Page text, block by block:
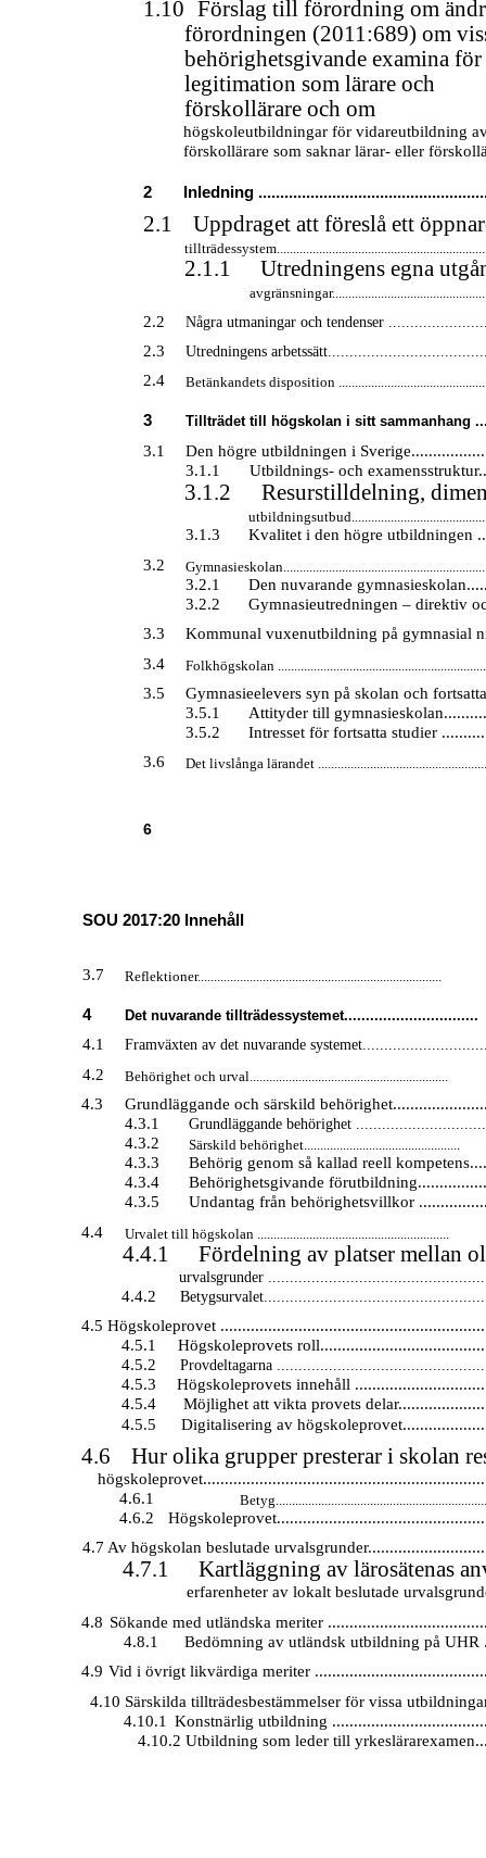
1.10 Förslag till förordning om
förordningen (2011:689) om
behörighetsgivande examina för
legitimation som lärare och
förskollärare och om
högskoleutbildningar för vidareutbildning
förskollärare som saknar lärar- eller
2 Inledning
2.1 Uppdraget att föreslå ett
2.1.1 Utredningens egna
2.2 Några utmaningar och tendenser
2.3 Utredningens
2.4 Betänkandets disposition
3 Tillträdet till högskolan i sitt sammanhang
3.1
Den högre utbildningen i
3.1.1
Utbildnings- och
3.1.2 Resurstilldelning,
3.1.3
Kvalitet i den högre utbildningen
3.2
3.2.1
Den nuvarande
3.2.2
Gymnasieutredningen – direktiv
3.3
Kommunal vuxenutbildning på gymnasial
3.4
Folkhögskolan
3.5
Gymnasieelevers syn på skolan och
3.5.1
Attityder till
3.5.2
Intresset för fortsatta studier
3.6
Det livslånga lärandet
6
SOU 2017:20 Innehåll
3.7 Reflektioner...........................................................................
4 Det nuvarande tillträdessystemet...............................
4.1 Framväxten av det nuvarande
4.2 Behörighet och urval.............................................................
4.3
Grundläggande och särskild
4.3.1
Grundläggande behörighet
4.3.2 Särskild behörighet................................................
4.3.3
Behörig genom så kallad reell
4.3.4
Behörighetsgivande
4.3.5
Undantag från behörighetsvillkor
4.4
Urvalet till högskolan ...........................................................
4.4.1 Fördelning av platser mellan
urvalsgrunder
4.4.2
4.5 Högskoleprovet
4.5.1
Högskoleprovets
4.5.2
Provdeltagarna
4.5.3
Högskoleprovets innehåll
4.5.4
Möjlighet att vikta provets
4.5.5
Digitalisering av
4.6 Hur olika grupper presterar i skolan
4.6.1
4.6.2
4.7 Av högskolan beslutade
4.7.1 Kartläggning av lärosätenas
erfarenheter av lokalt beslutade
4.8 Sökande med utländska meriter
4.8.1
Bedömning av utländsk utbildning på UHR
4.9 Vid i övrigt likvärdiga meriter
4.10 Särskilda tillträdesbestämmelser för vissa
4.10.1
Konstnärlig utbildning
4.10.2 Utbildning som leder till